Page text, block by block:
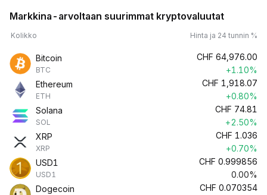
Markkina-arvoltaan suurimmat kryptovaluutat
Kolikko Hinta ja 24 tunnin %
Bitcoin
BTC
CHF 64,976.00
+1.10%
Ethereum
ETH
CHF 1,918.07
+0.80%
Solana
SOL
CHF 74.81
+2.50%
XRP
XRP
CHF 1.036
+0.70%
USD1
USD1
CHF 0.999856
0.00%
Dogecoin
CHF 0.070354